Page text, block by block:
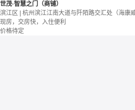
世茂·智慧之门（商铺）
滨江区 | 杭州滨江江南大道与阡陌路交汇处（海康
现房，交房快，入住便利
价格待定